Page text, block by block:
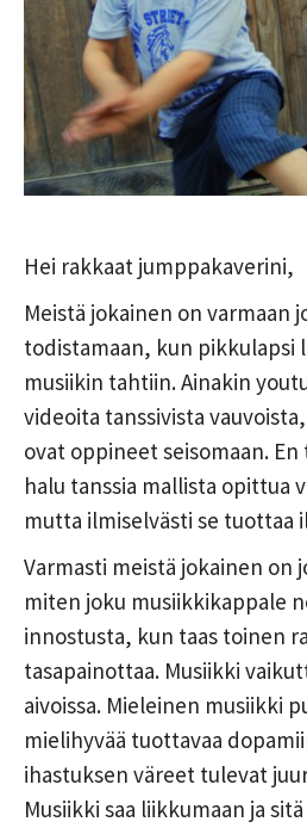
Hei rakkaat jumppakaverini,
Meistä jokainen on varmaan
todistamaan, kun pikkulapsi
musiikin tahtiin. Ainakin
videoita tanssivista
ovat oppineet seisomaan.
halu tanssia mallista opittua
mutta ilmiselvästi se tuottaa
Varmasti meistä jokainen on
miten joku musiikkikappale
innostusta, kun taas toinen
tasapainottaa. Musiikki
aivoissa. Mieleinen musiikki
mielihyvää tuottavaa
ihastuksen väreet tulevat
Musiikki saa liikkumaan ja